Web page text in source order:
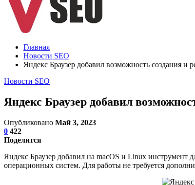
Главная
Новости SEO
Яндекс Браузер добавил возможность создания
Новости SEO
Яндекс Браузер добавил
Опубликовано Май 3, 2023
0 422
Поделится
Яндекс Браузер добавил на macOS и Linux инструмент
операционных систем. Для работы не требуется